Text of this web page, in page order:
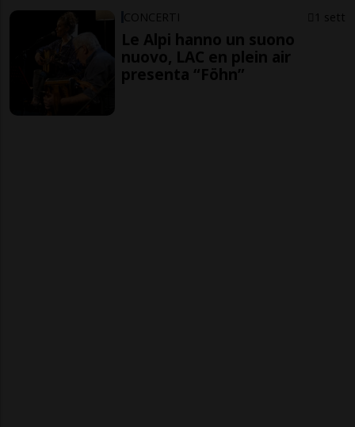
CONCERTI 1 sett
Le Alpi hanno un suono
nuovo, LAC en plein air
presenta “Föhn”